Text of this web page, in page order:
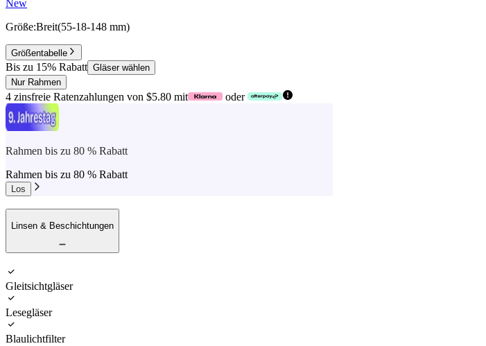
New
Größe:Breit(55-18-148 mm)
Größentabelle
Bis zu 15% Rabatt Gläser wählen
Nur Rahmen
4 zinsfreie Ratenzahlungen von $5.80 mit oder
Rahmen bis zu 80 % Rabatt
Rahmen bis zu 80 % Rabatt
Los
Linsen & Beschichtungen
Gleitsichtgläser
Lesegläser
Blaulichtfilter